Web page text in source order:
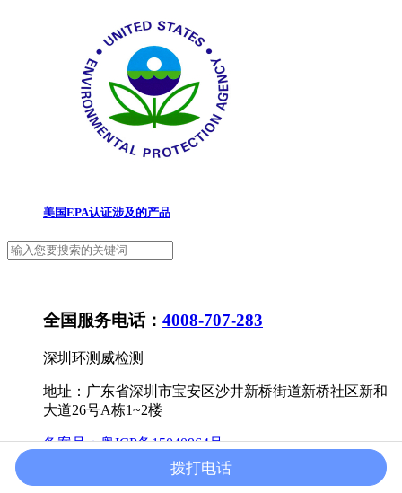
美国EPA认证涉及的产品
全国服务电话： 4008-707-283
深圳环测威检测
地址：广东省深圳市宝安区沙井新桥街道新桥社区新和
大道26号A栋1~2楼
备案号：粤ICP备15040964号
返回首页 授权资质 电话咨询
拨打电话